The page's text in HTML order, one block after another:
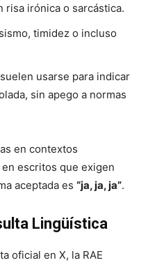
risa irónica o sarcástica.
timidez o incluso
suelen usarse para indicar
sin apego a normas
en contextos
escritos que exigen
aceptada es “ja, ja, ja”.
Lingüística
oficial en X, la RAE